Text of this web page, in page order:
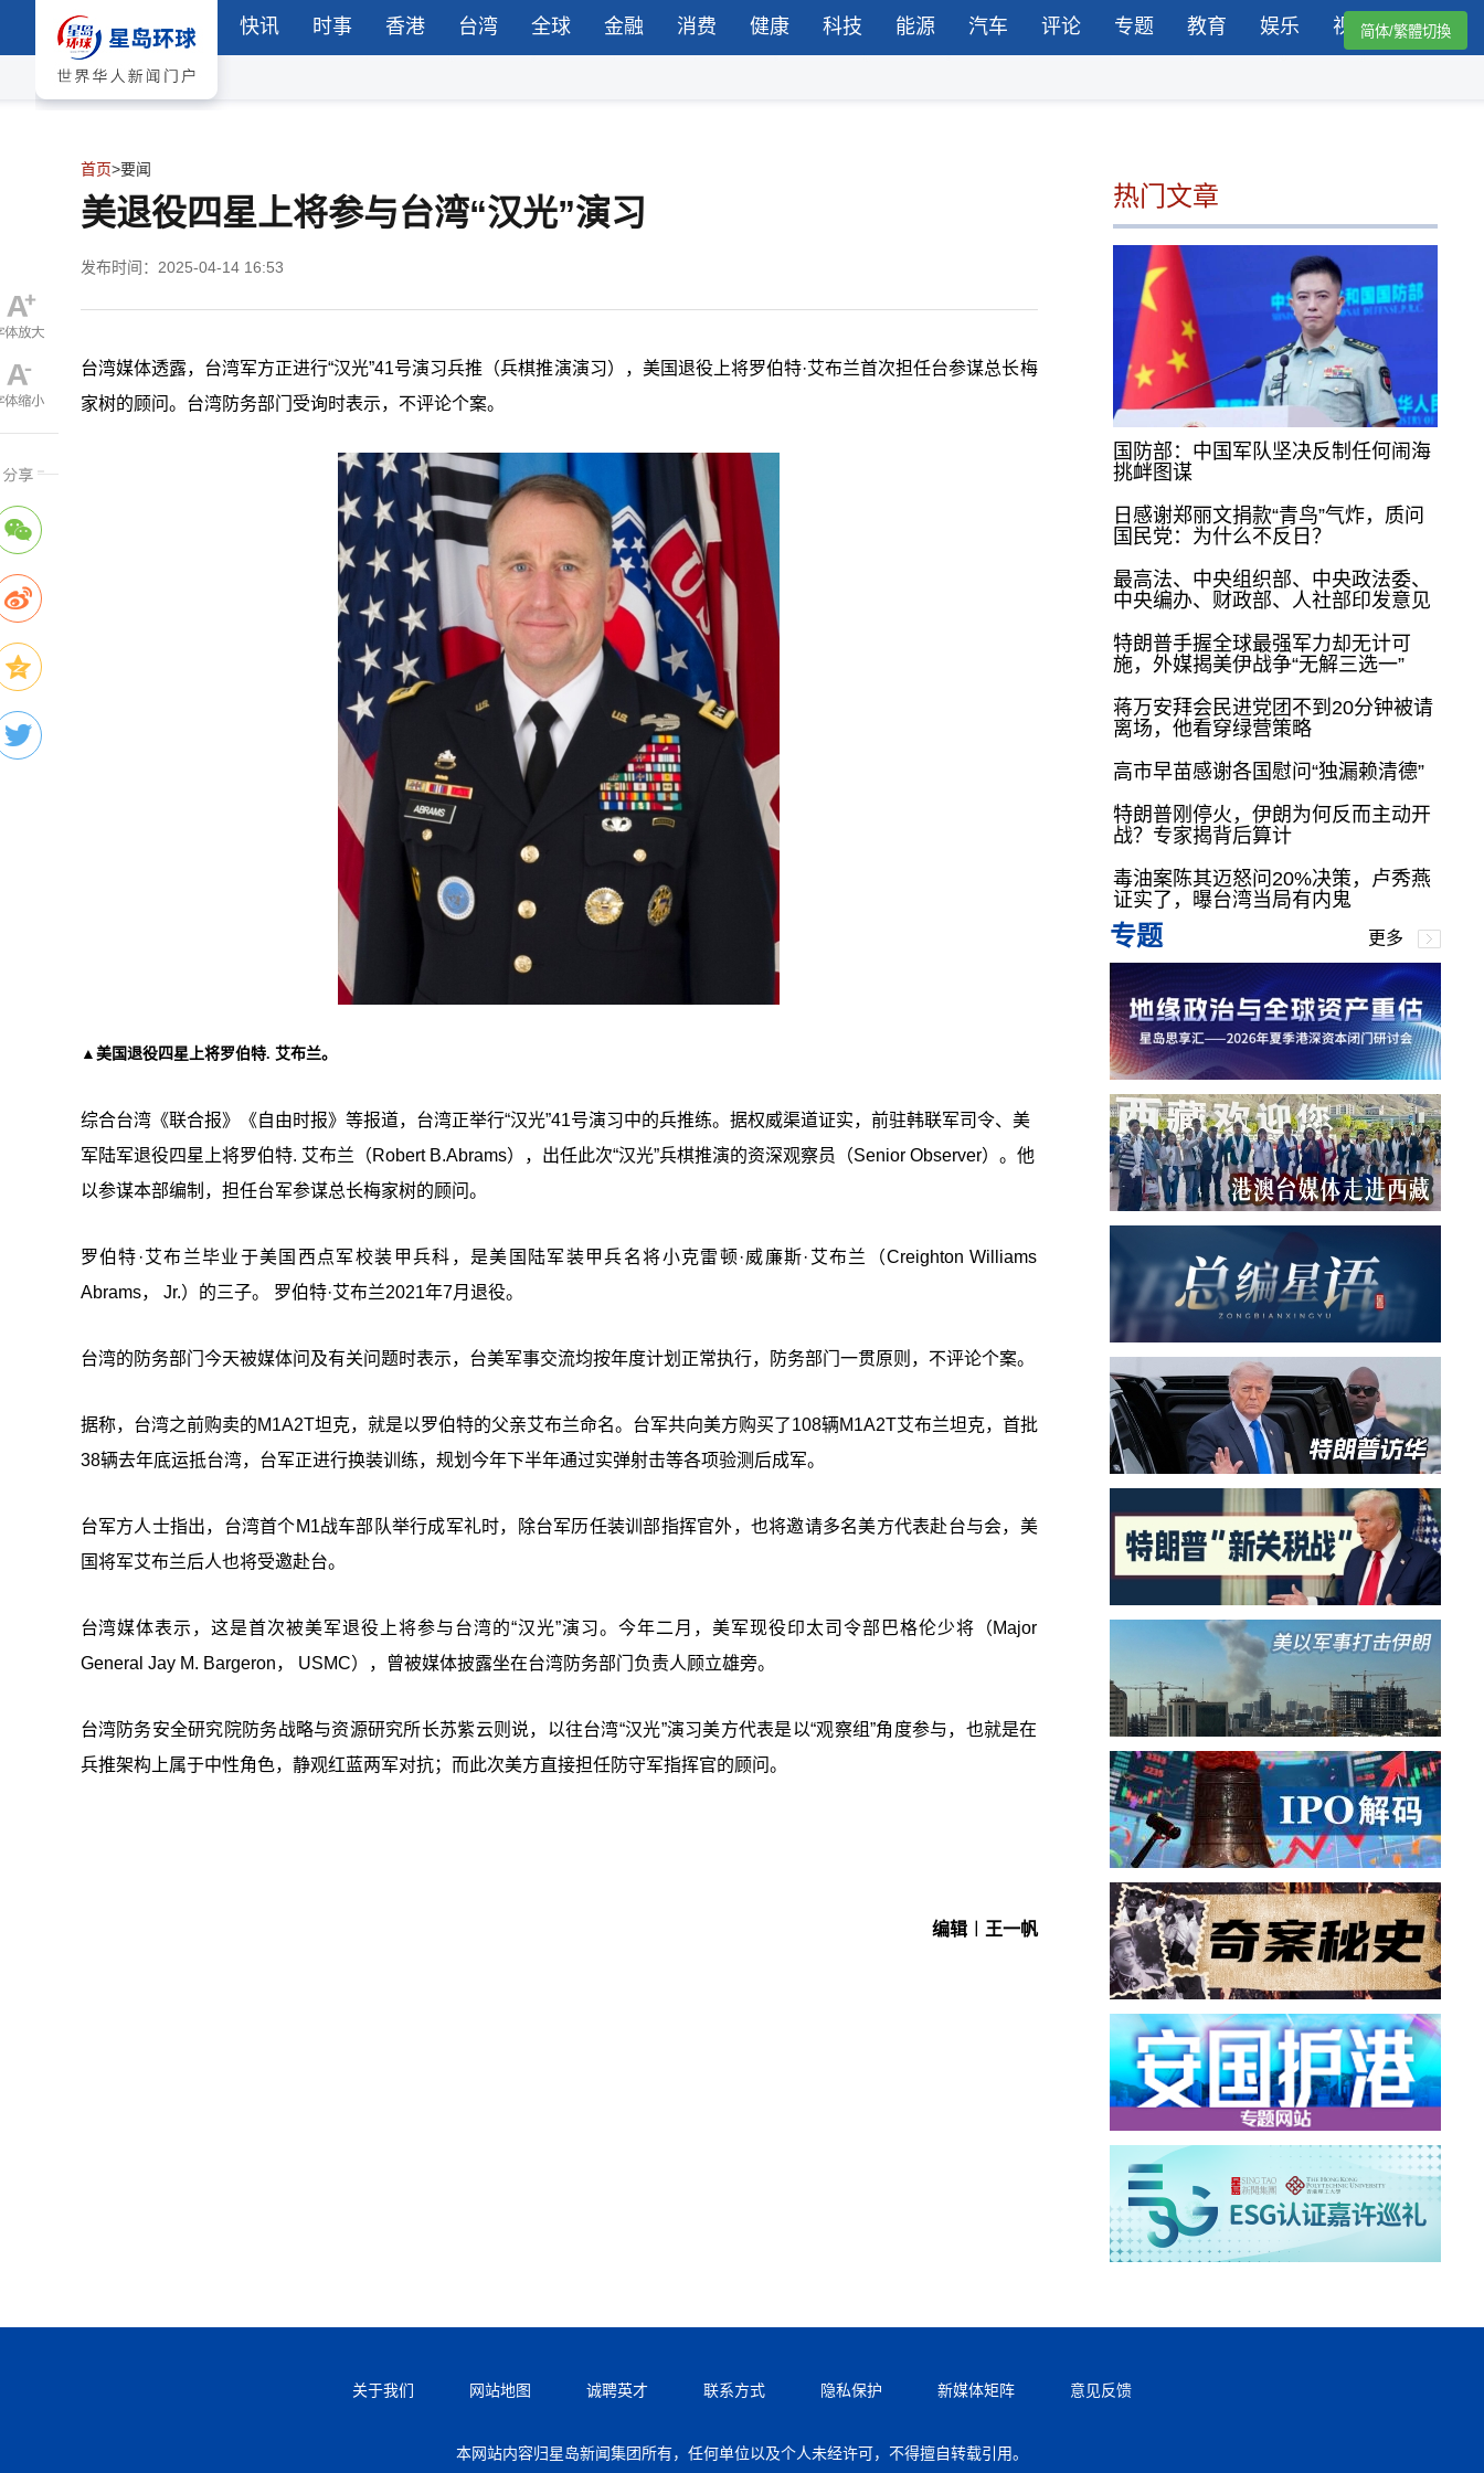
快讯 时事 香港 台湾 全球 金融 消费 健康 科技 能源 汽车 评论 专题 教育 娱乐 视频简体/繁體切換
首页>要闻
美退役四星上将参与台湾“汉光”演习
发布时间：2025-04-14 16:53
台湾媒体透露，台湾军方正进行“汉光”41号演习兵推（兵棋推演演习），美国退役上将罗伯特·艾布兰首次担任台参谋总长梅
家树的顾问。台湾防务部门受询时表示，不评论个案。
▲美国退役四星上将罗伯特. 艾布兰。
综合台湾《联合报》《自由时报》等报道，台湾正举行“汉光”41号演习中的兵推练。据权威渠道证实，前驻韩联军司令、美
军陆军退役四星上将罗伯特. 艾布兰（Robert B.Abrams），出任此次“汉光”兵棋推演的资深观察员（Senior Observer）。他
以参谋本部编制，担任台军参谋总长梅家树的顾问。
罗伯特·艾布兰毕业于美国西点军校装甲兵科，是美国陆军装甲兵名将小克雷顿·威廉斯·艾布兰（Creighton Williams
Abrams， Jr.）的三子。 罗伯特·艾布兰2021年7月退役。
台湾的防务部门今天被媒体问及有关问题时表示，台美军事交流均按年度计划正常执行，防务部门一贯原则，不评论个案。
据称，台湾之前购卖的M1A2T坦克，就是以罗伯特的父亲艾布兰命名。台军共向美方购买了108辆M1A2T艾布兰坦克，首批
38辆去年底运抵台湾，台军正进行换装训练，规划今年下半年通过实弹射击等各项验测后成军。
台军方人士指出，台湾首个M1战车部队举行成军礼时，除台军历任装训部指挥官外，也将邀请多名美方代表赴台与会，美
国将军艾布兰后人也将受邀赴台。
台湾媒体表示，这是首次被美军退役上将参与台湾的“汉光”演习。今年二月，美军现役印太司令部巴格伦少将（Major
General Jay M. Bargeron， USMC），曾被媒体披露坐在台湾防务部门负责人顾立雄旁。
台湾防务安全研究院防务战略与资源研究所长苏紫云则说，以往台湾“汉光”演习美方代表是以“观察组”角度参与，也就是在
兵推架构上属于中性角色，静观红蓝两军对抗；而此次美方直接担任防守军指挥官的顾问。
编辑︱王一帆
热门文章
国防部：中国军队坚决反制任何闹海
挑衅图谋
日感谢郑丽文捐款“青鸟”气炸，质问
国民党：为什么不反日？
最高法、中央组织部、中央政法委、
中央编办、财政部、人社部印发意见
特朗普手握全球最强军力却无计可
施，外媒揭美伊战争“无解三选一”
蒋万安拜会民进党团不到20分钟被请
离场，他看穿绿营策略
高市早苗感谢各国慰问“独漏赖清德”
特朗普刚停火，伊朗为何反而主动开
战？专家揭背后算计
毒油案陈其迈怒问20%决策，卢秀燕
证实了，曝台湾当局有内鬼
专题 更多
关于我们 网站地图 诚聘英才 联系方式 隐私保护 新媒体矩阵 意见反馈
本网站内容归星岛新闻集团所有，任何单位以及个人未经许可，不得擅自转载引用。